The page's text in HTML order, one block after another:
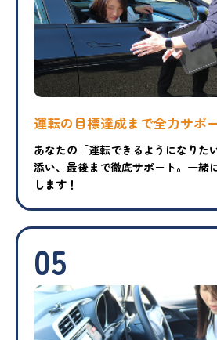
運転の目標達成まで全力サポ
あなたの「運転できるようになりた
添い、最後まで徹底サポート。一緒
します！
05